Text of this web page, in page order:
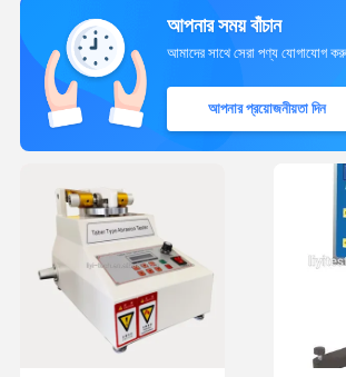
আপনার সময় বাঁচান
আমাদের সাথে সেরা পণ্য যোগাযোগ
আপনার প্রয়োজনীয়তা দিন